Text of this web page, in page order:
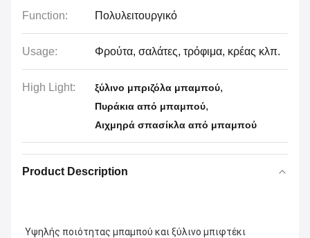
Function: Πολυλειτουργικό
Usage: Φρούτα, σαλάτες, τρόφιμα, κρέας κλπ.
High Light: ξύλινο μπριζόλα μπαμπού,
Πυράκια από μπαμπού,
Αιχμηρά σπασίκλα από μπαμπού
Product Description
Υψηλής ποιότητας μπαμπού και ξύλινο μπιφτέκι